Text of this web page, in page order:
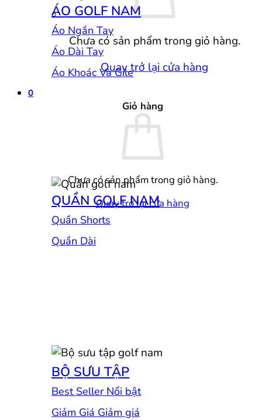
Chưa có sản phẩm trong giỏ hàng.
Quay trở lại cửa hàng
0
Giỏ hàng
Chưa có sản phẩm trong giỏ hàng.
Quay trở lại cửa hàng
ÁO GOLF NAM
Áo Ngắn Tay
Áo Dài Tay
Áo Khoác Và Gile
QUẦN GOLF NAM
Quần Shorts
Quần Dài
BỘ SƯU TẬP
Best Seller
Giảm Giá